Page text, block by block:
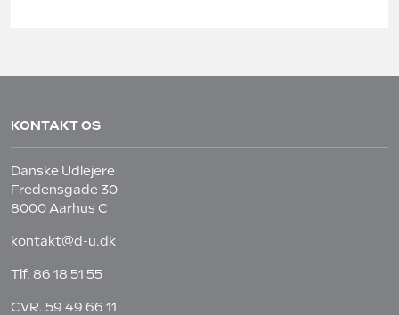
KONTAKT OS
Danske Udlejere
Fredensgade 30
8000 Aarhus C
kontakt@d-u.dk
Tlf. 86 18 51 55
CVR. 59 49 66 11